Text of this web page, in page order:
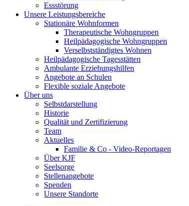
Essstörung
Unsere Leistungsbereiche
Stationäre Wohnformen
Therapeutische Wohngruppen
Heilpädagogische Wohngruppen
Verselbstständigtes Wohnen
Heilpädagogische Tagesstätten
Ambulante Erziehungshilfen
Angebote an Schulen
Flexible soziale Angebote
Über uns
Selbstdarstellung
Historie
Qualität und Zertifizierung
Team
Aktuelles
Familie & Co - Video-Reportagen
Über KJF
Seelsorge
Stellenangebote
Spenden
Unsere Standorte